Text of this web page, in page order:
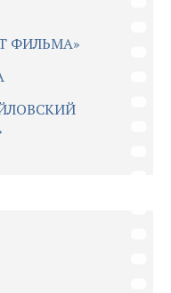
ФИЛЬМА»